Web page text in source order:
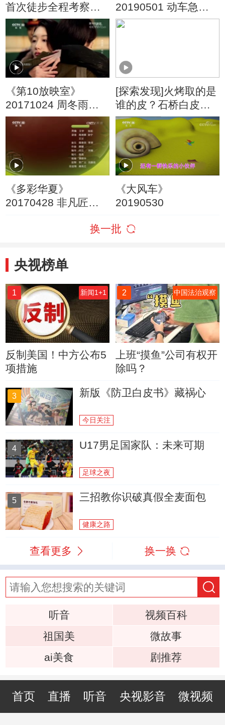
首次徒步全程考察明
代长城 董耀会（上）
20190501 动车急诊
大夫 唐云鹏
《第10放映室》
20171024 周冬雨：
成长
[探索发现]火烤取的是
谁的皮？石桥白皮纸
可储存千年之久
《多彩华夏》
20170428 非凡匠心
《大风车》
20190530
换一批
央视榜单
1 新闻1+1
反制美国！中方公布5
项措施
2 中国法治观察
上班“摸鱼”公司有权开
除吗？
3 新版《防卫白皮书》藏祸心
今日关注
4 U17男足国家队：未来可期
足球之夜
5 三招教你识破真假全麦面包
健康之路
查看更多 换一换
听音
视频百科
祖国美
微故事
ai美食
剧推荐
首页 直播 听音 央视影音 微视频